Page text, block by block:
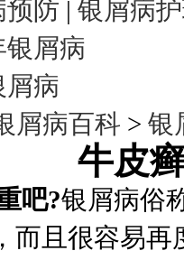
预防 | 银屑病
屑病
屑病
屑病百科 > 银
牛皮
吧?银屑病俗
而且很容易